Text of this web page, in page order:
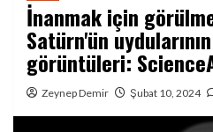
İnanmak için
Satürn'ün
görüntüleri:
Zeynep Demir Şubat 10, 2024